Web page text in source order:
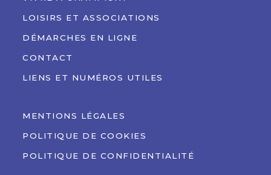
LOISIRS ET ASSOCIATIONS
DÉMARCHES EN LIGNE
CONTACT
LIENS ET NUMÉROS UTILES
MENTIONS LÉGALES
POLITIQUE DE COOKIES
POLITIQUE DE CONFIDENTIALITÉ